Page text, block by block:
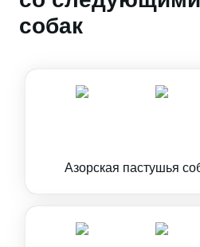
собак
Азорская пастушья